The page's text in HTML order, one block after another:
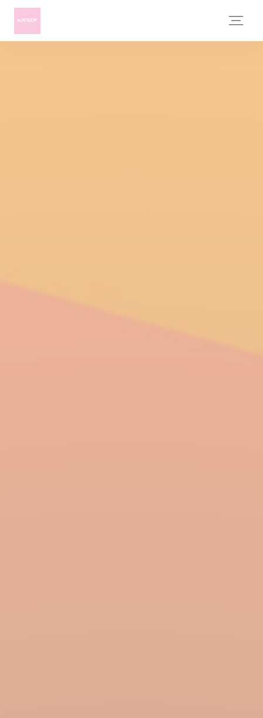
Personalizzazione delle tue scelte sui cookie